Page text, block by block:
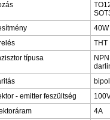
40W
THT
típusa
- emitter feszültség
4A